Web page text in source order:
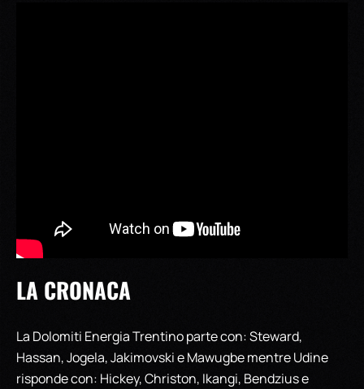
LA CRONACA
La Dolomiti Energia Trentino parte con: Steward,
Hassan, Jogela, Jakimovski eMawugbe mentre Udine
risponde con: Hickey, Christon, Ikangi, Bendzius e